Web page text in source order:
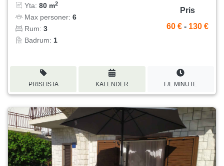
Yta: 80 m2
Max personer: 6
Rum: 3
Badrum: 1
Pris
60 € - 130 €
PRISLISTA KALENDER F/L MINUTE